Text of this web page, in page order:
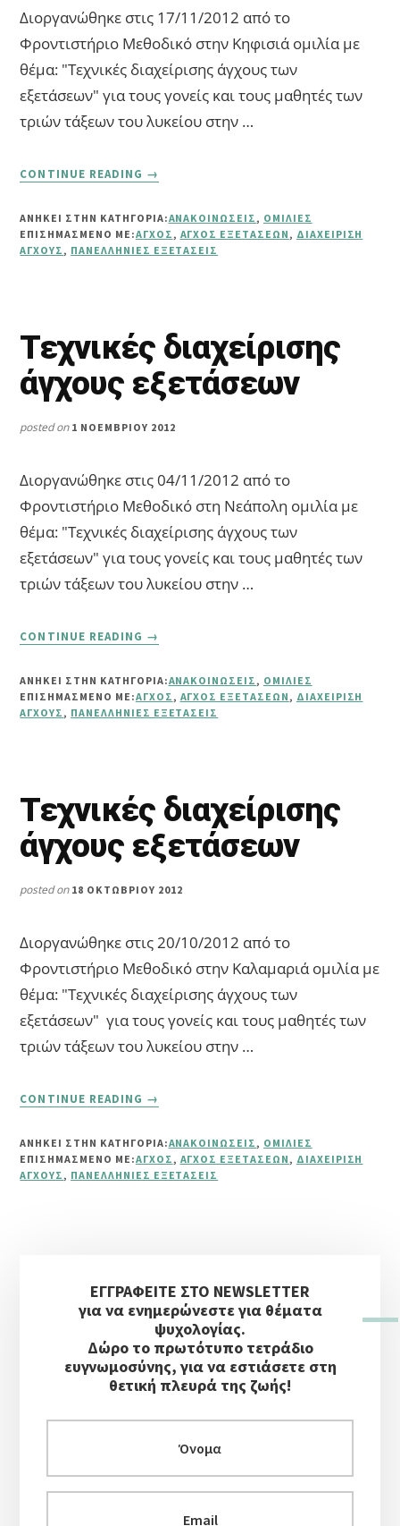
Διοργανώθηκε στις 17/11/2012 από το
Φροντιστήριο Μεθοδικό στην Κηφισιά ομιλία με
θέμα: "Τεχνικές διαχείρισης άγχους των
εξετάσεων" για τους γονείς και τους μαθητές των
τριών τάξεων του λυκείου στην …
CONTINUE READING
ABOUT
ΤΕΧΝΙΚΈΣ
ΆΓΧΟΥΣ
ΕΞΕΤΆΣΕΩΝ
→
ΑΝΗΚΕΙ ΣΤΗΝ ΚΑΤΗΓΟΡΙΑ:ΑΝΑΚΟΙΝΏΣΕΙΣ, ΟΜΙΛΊΕΣ
ΕΠΙΣΗΜΑΣΜΈΝΟ ΜΕ:ΆΓΧΟΣ, ΆΓΧΟΣ ΕΞΕΤΆΣΕΩΝ, ΔΙΑΧΕΊΡΙΣΗ
ΆΓΧΟΥΣ, ΠΑΝΕΛΛΉΝΙΕΣ ΕΞΕΤΆΣΕΙΣ
Τεχνικές διαχείρισης
άγχους εξετάσεων
posted on 1 ΝΟΕΜΒΡΊΟΥ 2012
Διοργανώθηκε στις 04/11/2012 από το
Φροντιστήριο Μεθοδικό στη Νεάπολη ομιλία με
θέμα: "Τεχνικές διαχείρισης άγχους των
εξετάσεων" για τους γονείς και τους μαθητές των
τριών τάξεων του λυκείου στην …
CONTINUE READING
ABOUT
ΤΕΧΝΙΚΈΣ
ΆΓΧΟΥΣ
ΕΞΕΤΆΣΕΩΝ
→
ΑΝΗΚΕΙ ΣΤΗΝ ΚΑΤΗΓΟΡΙΑ:ΑΝΑΚΟΙΝΏΣΕΙΣ, ΟΜΙΛΊΕΣ
ΕΠΙΣΗΜΑΣΜΈΝΟ ΜΕ:ΆΓΧΟΣ, ΆΓΧΟΣ ΕΞΕΤΆΣΕΩΝ, ΔΙΑΧΕΊΡΙΣΗ
ΆΓΧΟΥΣ, ΠΑΝΕΛΛΉΝΙΕΣ ΕΞΕΤΆΣΕΙΣ
Τεχνικές διαχείρισης
άγχους εξετάσεων
posted on 18 ΟΚΤΩΒΡΊΟΥ 2012
Διοργανώθηκε στις 20/10/2012 από το
Φροντιστήριο Μεθοδικό στην Καλαμαριά ομιλία με
θέμα: "Τεχνικές διαχείρισης άγχους των
εξετάσεων" για τους γονείς και τους μαθητές των
τριών τάξεων του λυκείου στην …
CONTINUE READING
ABOUT
ΤΕΧΝΙΚΈΣ
ΆΓΧΟΥΣ
ΕΞΕΤΆΣΕΩΝ
→
ΑΝΗΚΕΙ ΣΤΗΝ ΚΑΤΗΓΟΡΙΑ:ΑΝΑΚΟΙΝΏΣΕΙΣ, ΟΜΙΛΊΕΣ
ΕΠΙΣΗΜΑΣΜΈΝΟ ΜΕ:ΆΓΧΟΣ, ΆΓΧΟΣ ΕΞΕΤΆΣΕΩΝ, ΔΙΑΧΕΊΡΙΣΗ
ΆΓΧΟΥΣ, ΠΑΝΕΛΛΉΝΙΕΣ ΕΞΕΤΆΣΕΙΣ
ΠλευρικήΕΓΓΡΑΦΕΙΤΕ ΣΤΟ NEWSLETTER
για να ενημερώνεστε για θέματα
ψυχολογίας.
Δώρο το πρωτότυπο τετράδιο
ευγνωμοσύνης, για να εστιάσετε στη
θετική πλευρά της ζωής!